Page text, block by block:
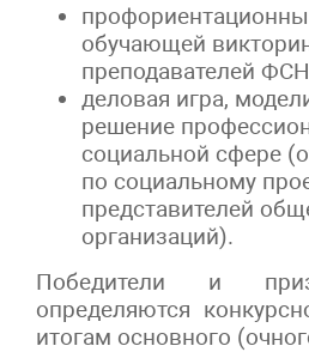
обучающей
преподавателей
деловая игра,
решение
социальной сфере
по социальному
представителей
организаций).
Победители и
определяются
итогам основного